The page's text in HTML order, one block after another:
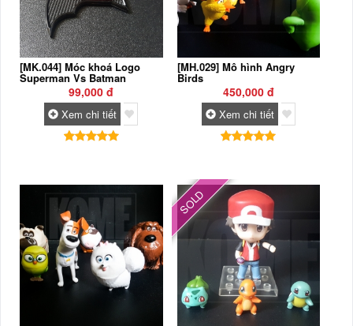
[MK.044] Móc khoá Logo
Superman Vs Batman
99,000 đ
Xem chi tiết
[MH.029] Mô hình Angry
Birds
450,000 đ
Xem chi tiết
SOLD